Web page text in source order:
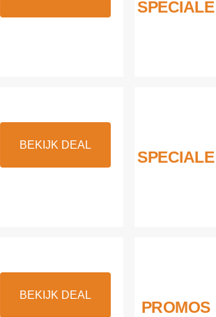
SPECIALE
BEKIJK DEAL
SPECIALE
BEKIJK DEAL
PROMOS